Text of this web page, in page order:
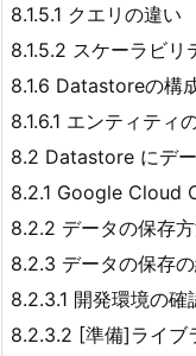
8.1.5.1 クエリの違い
8.1.5.2 スケーラビリ
8.1.6 Datastoreの構
8.1.6.1 エンティティ
8.2 Datastore にデ
8.2.1 Google Cloud
8.2.2 データの保存
8.2.3 データの保存
8.2.3.1 開発環境の確
8.2.3.2 [準備]ライブ